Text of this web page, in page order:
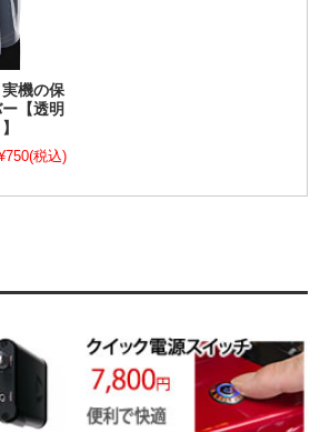
実機の保
【透明
(税込)